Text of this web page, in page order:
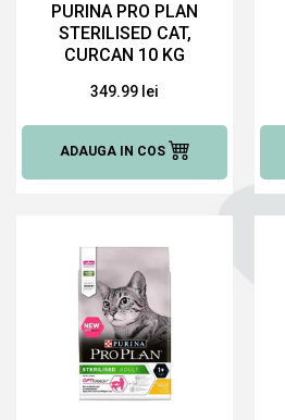
PURINA PRO PLAN
STERILISED CAT,
CURCAN 10 KG
PENTRU PISICI
349.99 lei
ADAUGA IN COS